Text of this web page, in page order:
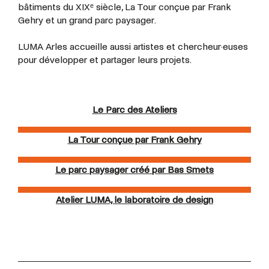
bâtiments du XIXᵉ siècle, La Tour conçue par Frank
Gehry et un grand parc paysager.
LUMA Arles accueille aussi artistes et chercheur·euses
pour développer et partager leurs projets.
Le Parc des Ateliers
La Tour conçue par Frank Gehry
Le parc paysager créé par Bas Smets
Atelier LUMA, le laboratoire de design